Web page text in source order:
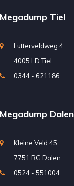
Megadump Tiel
Lutterveldweg 4
4005 LD Tiel
0344 - 621186
Megadump Dalen
Kleine Veld 45
7751 BG Dalen
0524 - 551004